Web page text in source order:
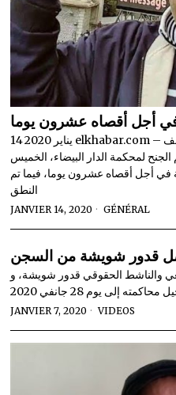
أجل أقصاه عشرون يوما
14 يناير 2020 elkhabar.com – مصطفى بسطامي تمت إحالة ملف
لمحكمة الدار البيضاء، الخميس
في أجل أقصاه عشرون يوما، فيما تم
النطق
JANVIER 14, 2020 GÉNÉRAL
قدور شويشة من السجن
والناشط الحقوقي قدور شويشة، و
محاكمته إلى يوم 28 جانفي 2020
JANVIER 7, 2020 VIDEOS